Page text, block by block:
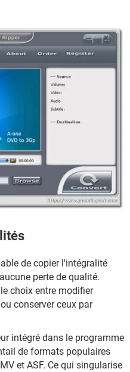
de copier l'intégralité
perte de qualité.
choix entre modifier
conserver ceux par
intégré dans le programme
de formats populaires
et ASF. Ce qui singularise